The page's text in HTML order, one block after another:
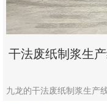
干法废纸制浆生
九龙的干法废纸制浆生产